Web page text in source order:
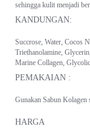
sehingga kulit menjadi
KANDUNGAN:
Succrose, Water, Cocos
Triethanolamine,
Marine Collagen,
PEMAKAIAN :
Gunakan Sabun Kolagen
HARGA